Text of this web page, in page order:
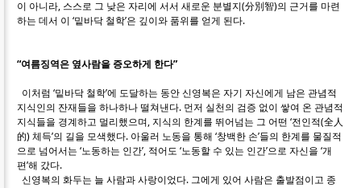
이 아니라, 스스로 그 낮은 자리에 서서 새로운 분별지(分別智)의 근거를 마련
하는 데서 이 ‘밑바닥 철학’은 깊이와 품위를 얻게 된다.
“여름징역은 옆사람을 증오하게 한다”
이처럼 ‘밑바닥 철학’에 도달하는 동안 신영복은 자기 자신에게 남은 관념적
지식인의 잔재들을 하나하나 떨쳐낸다. 먼저 실천의 검증 없이 쌓여 온 관념적
지식들을 경계하고 멀리했으며, 지식의 한계를 뛰어넘는 그 어떤 ‘전인적(全人
的) 체득’의 길을 모색했다. 아울러 노동을 통해 ‘창백한 손’들의 한계를 물질적
으로 넘어서는 ‘노동하는 인간’, 적어도 ‘노동할 수 있는 인간’으로 자신을 ‘개
편’해 갔다.
신영복의 화두는 늘 사람과 사랑이었다. 그에게 있어 사람은 출발점이고 종